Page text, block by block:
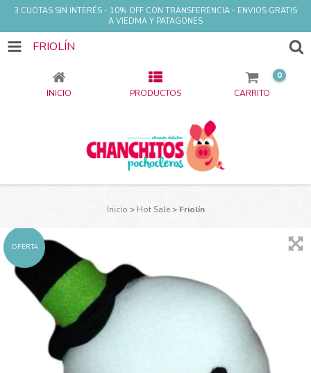
3 CUOTAS SIN INTERÉS - 10% OFF CON TRANSFERENCIA - ENVIOS GRATIS
A VIEDMA Y PATAGONES
FRIOLÍN
INICIO PRODUCTOS CARRITO
0
Inicio > Hot Sale > Friolín
OFERTA